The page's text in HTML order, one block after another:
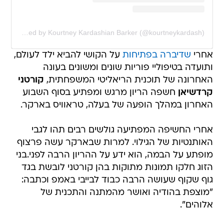
אחרי שדיברה בפתיחות על הקושי להביא ילד לעולם,
ותועדה בטיפוליי פוריות שונים ומשונים בעונה
האחרונה של תוכנית הריאליטי המשפחתית, קורטני
קרדשיאן חשפה הריון מרגש ומפתיע בסוף השבוע
האחרון במהלך הופעה של בעלה, טראוויס בארקר.
אחרי החשיפה המפתיעה גולשים רבים תהו לגבי
האותנטיות של הגילוי. למרות שבארקר עשה פרצוף
מופתע על הבמה, הוא ידע על ההריון הרבה לפני.בני
הזוג חלקו תמונות מתוקות בהן קורטני לובשת בגד
גוף שקוף שעושה הרבה כבוד לבייבי באמפ וכתבה:
"מוצפת בהודיה ואושר מהמתנה והתכנית של
אלוהים".